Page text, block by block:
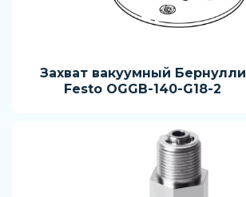
Захват вакуумный Бернулли
Festo OGGB-140-G18-2